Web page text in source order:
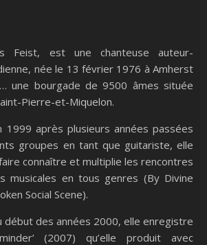
Feist, est une chanteuse auteur-
née le 13 février 1976 à Amherst
une bourgade de 9500 âmes située
Pierre-et-Miquelon.
1999 après plusieurs années passées
groupes en tant que guitariste, elle
connaître et multiplie les rencontres
musicales en tous genres (By Divine
Social Scene).
début des années 2000, elle enregistre
(2007) qu’elle produit avec